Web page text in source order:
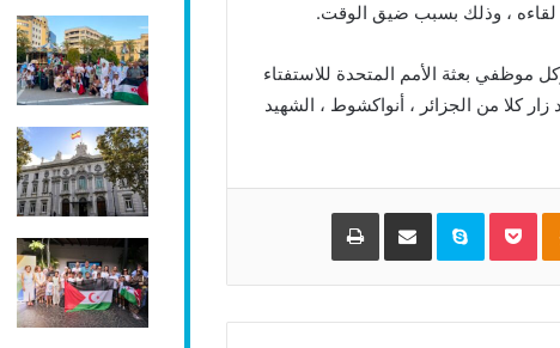
لقاءه ، وذلك بسبب ضيق الوقت.
موظفي بعثة الأمم المتحدة للاستفتاء
كلا من الجزائر ، أنواكشوط ، الشهيد
Pocket
Skype مشاركة عبر البريد